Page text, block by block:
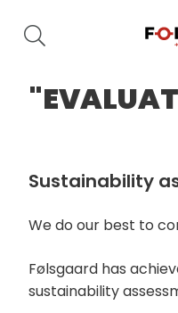
Sustainability
We do our best to
Følsgaard has
sustainability